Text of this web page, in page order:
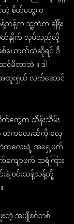
င်တဲ့ စိတ်တွေက
သန့်က သူ့ဘဲက ချိန်း
ပတ်နှိုက် လုပ်သည်လို့
စ်ယောက်ထဲဆိုရင် ဒီ
တာဘဲ ။ ဒါ
ထူးရှယ် လက်ဆောင်
တ်တွေက ထိန်းသိမ်း
တဲကလေးဆီကို လှေ
လေးရဲ့ အရှေ့ဖက်
ျောဖက် ထရံကြား
နဲ့ ဝင်းသန့်သန့်တို့
းတဲ့ အပျိုစင်တစ်